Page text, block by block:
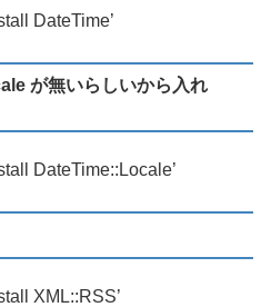
DateTime’
が無いらしいから入れ
DateTime::Locale’
XML::RSS’